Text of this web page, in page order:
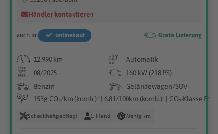
Händler kontaktieren
auch im onlinekauf Gratis Lieferung
12.990 km
Automatik
08/2025
160 kW (218 PS)
Benzin
Geländewagen/SUV
153g CO₂/km (komb.)* | 6.8 l/100km (komb.)* | CO₂-Klasse E*
Scheckheftgepflegt 1. Hand Wenig km